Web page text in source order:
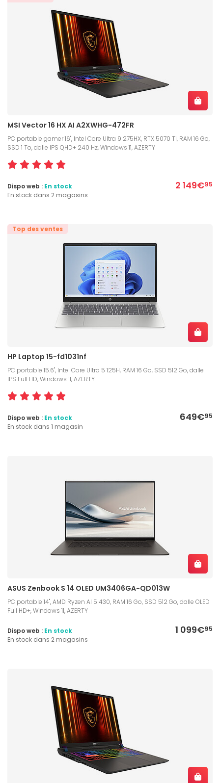
MSI Vector 16 HX AI A2XWHG-472FR
PC portable gamer 16", Intel Core Ultra 9 275HX, RTX 5070 Ti, RAM 16 Go,
SSD 1 To, dalle IPS QHD+ 240 Hz, Windows 11, AZERTY
2 149€95
Dispo web : En stock
En stock dans 2 magasins
Top des ventes
HP Laptop 15-fd1031nf
PC portable 15.6", Intel Core Ultra 5 125H, RAM 16 Go, SSD 512 Go, dalle
IPS Full HD, Windows 11, AZERTY
649€95
Dispo web : En stock
En stock dans 1 magasin
ASUS Zenbook S 14 OLED UM3406GA-QD013W
PC portable 14", AMD Ryzen AI 5 430, RAM 16 Go, SSD 512 Go, dalle OLED
Full HD+, Windows 11, AZERTY
1 099€95
Dispo web : En stock
En stock dans 2 magasins